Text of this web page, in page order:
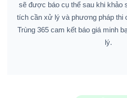
sẽ được báo cụ thể sau khi khảo
tích cần xử lý và phương pháp thi
Trùng 365 cam kết báo giá minh
lý.